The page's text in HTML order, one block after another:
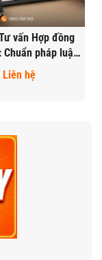
vấn Hợp đồng
Chuẩn pháp luật,
tranh chấp
Liên hệ